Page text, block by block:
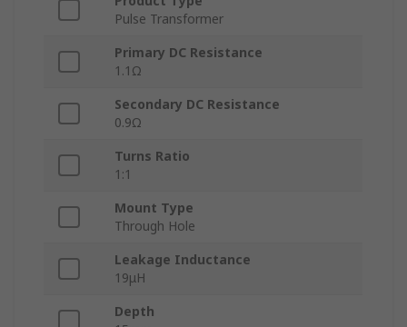
Pulse Transformer
Primary DC Resistance
1.1Ω
Secondary DC Resistance
0.9Ω
Turns Ratio
1:1
Mount Type
Through Hole
Leakage Inductance
19μH
Depth